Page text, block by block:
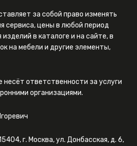
за собой право изменять
сервиса, цены в любой период
в каталоге и на сайте, в
на мебели и другие элементы,
несёт ответственности за услуги
организациями.
г. Москва, ул. Донбасская, д. 6,